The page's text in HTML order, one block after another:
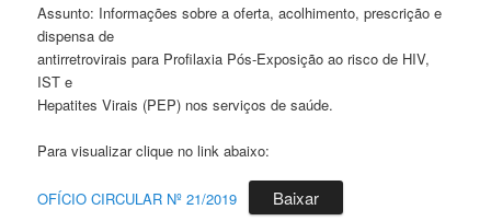
Assunto: Informações sobre a oferta, acolhimento, prescrição e
dispensa de
antirretrovirais para Profilaxia Pós-Exposição ao risco de HIV,
IST e
Hepatites Virais (PEP) nos serviços de saúde.
Para visualizar clique no link abaixo:
OFÍCIO CIRCULAR Nº 21/2019 Baixar